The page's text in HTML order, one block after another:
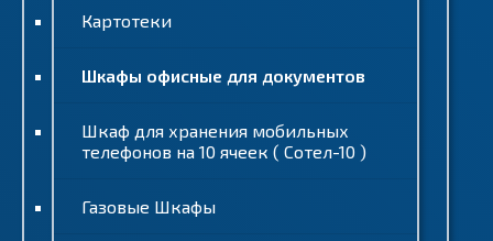
Картотеки
Шкафы офисные для документов
Шкаф для хранения мобильных
телефонов на 10 ячеек ( Сотел-10 )
Газовые Шкафы